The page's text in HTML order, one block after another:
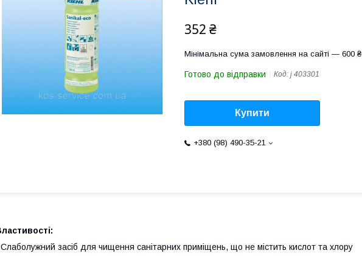
352 ₴
Мінімальна сума замовлення на сайті — 600 ₴
Готово до відправки Код: j 403301
Купити
+380 (98) 490-35-21
засіб для чищення санітарних приміщень, що не містить кислот та хлору